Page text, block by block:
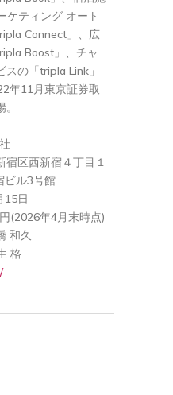
ケティング オート
Connect」、広
Boost」、チャ
の「tripla Link」
年11月東京証券取
宿区西新宿４丁目１
ビル3号館
15日
(2026年4月末時点)
和久
格